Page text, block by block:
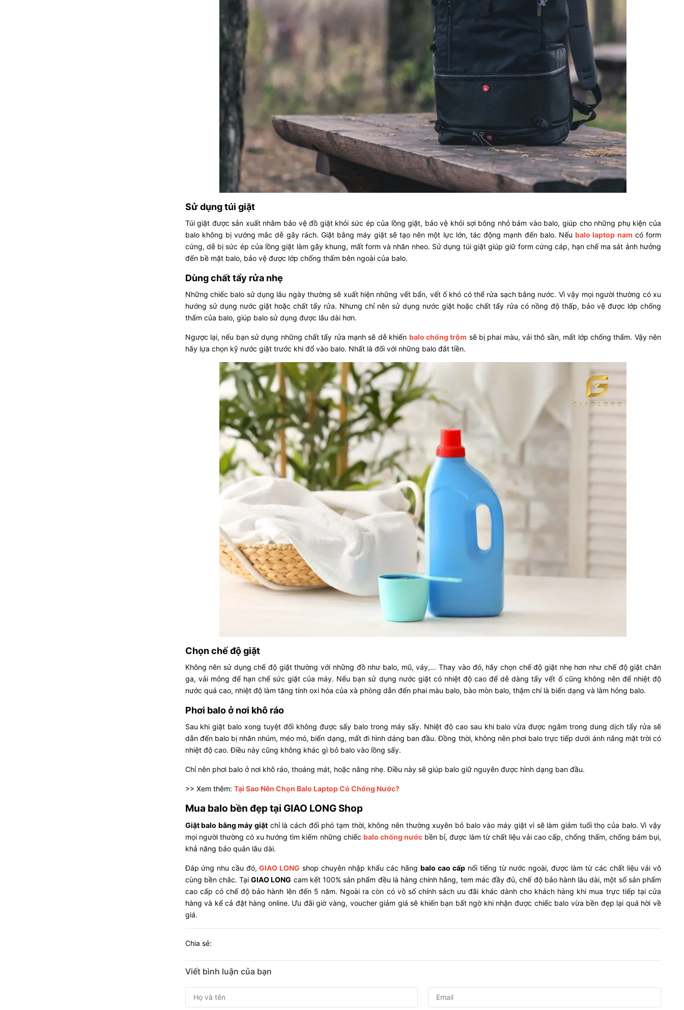
Sử dụng túi giặt
Túi giặt được sản xuất nhằm bảo vệ đồ giặt khỏi sức ép của lồng giặt, bảo vệ khỏi sợi bông nhỏ bám vào balo, giúp cho những phụ kiện của
balo không bị vướng mắc dễ gây rách. Giặt bằng máy giặt sẽ tạo nên một lực lớn, tác động mạnh đến balo. Nếubalo laptop nam có form
cứng, dễ bị sức ép của lồng giặt làm gãy khung, mất form và nhăn nheo. Sử dụng túi giặt giúp giữ form cứng cáp, hạn chế ma sát ảnh hưởng
đến bề mặt balo, bảo vệ được lớp chống thấm bên ngoài của balo.
Dùng chất tẩy rửa nhẹ
Những chiếc balo sử dụng lâu ngày thường sẽ xuất hiện những vết bẩn, vết ố khó có thể rửa sạch bằng nước. Vì vậy mọi người thường có xu
hướng sử dụng nước giặt hoặc chất tẩy rửa. Nhưng chỉ nên sử dụng nước giặt hoặc chất tẩy rửa có nồng độ thấp, bảo vệ được lớp chống
thấm của balo, giúp balo sử dụng được lâu dài hơn.
Ngược lại, nếu bạn sử dụng những chất tẩy rửa mạnh sẽ dễ khiến balo chống trộm sẽ bị phai màu, vải thô sần, mất lớp chống thấm. Vậy nên
hãy lựa chọn kỹ nước giặt trước khi đổ vào balo. Nhất là đối với những balo đắt tiền.
Chọn chế độ giặt
Không nên sử dụng chế độ giặt thường với những đồ như balo, mũ, váy,... Thay vào đó, hãy chọn chế độ giặt nhẹ hơn như chế độ giặt chăn
ga, vải mỏng để hạn chế sức giặt của máy. Nếu bạn sử dụng nước giặt có nhiệt độ cao để dễ dàng tẩy vết ố cũng không nên để nhiệt độ
nước quá cao, nhiệt độ làm tăng tính oxi hóa của xà phòng dẫn đến phai màu balo, bào mòn balo, thậm chí là biến dạng và làm hỏng balo.
Phơi balo ở nơi khô ráo
Sau khi giặt balo xong tuyệt đối không được sấy balo trong máy sấy. Nhiệt độ cao sau khi balo vừa được ngâm trong dung dịch tẩy rửa sẽ
dẫn đến balo bị nhăn nhúm, méo mó, biến dạng, mất đi hình dáng ban đầu. Đồng thời, không nên phơi balo trực tiếp dưới ánh nắng mặt trời có
nhiệt độ cao. Điều này cũng không khác gì bỏ balo vào lồng sấy.
Chỉ nên phơi balo ở nơi khô ráo, thoáng mát, hoặc nắng nhẹ. Điều này sẽ giúp balo giữ nguyên được hình dạng ban đầu.
>> Xem thêm: Tại Sao Nên Chọn Balo Laptop Có Chống Nước?
Mua balo bền đẹp tại GIAO LONG Shop
Giặt balo bằng máy giặt chỉ là cách đối phó tạm thời, không nên thường xuyên bỏ balo vào máy giặt vì sẽ làm giảm tuổi thọ của balo. Vì vậy
mọi người thường có xu hướng tìm kiếm những chiếc balo chống nước bền bỉ, được làm từ chất liệu vải cao cấp, chống thấm, chống bám bụi,
khả năng bảo quản lâu dài.
Đáp ứng nhu cầu đó, GIAO LONG shop chuyên nhập khẩu các hãngbalo cao cấp nổi tiếng từ nước ngoài, được làm từ các chất liệu vải vô
cùng bền chắc. TạiGIAO LONG cam kết 100% sản phẩm đều là hàng chính hãng, tem mác đầy đủ, chế độ bảo hành lâu dài, một số sản phẩm
cao cấp có chế độ bảo hành lên đến 5 năm. Ngoài ra còn có vô số chính sách ưu đãi khác dành cho khách hàng khi mua trực tiếp tại cửa
hàng và kể cả đặt hàng online. Ưu đãi giờ vàng, voucher giảm giá sẽ khiến bạn bất ngờ khi nhận được chiếc balo vừa bền đẹp lại quá hời về
giá.
Chia sẻ:
Viết bình luận của bạn